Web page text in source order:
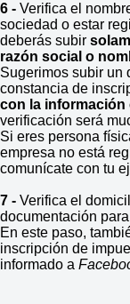
6 - Verifica el
sociedad o estar
deberás subir
razón social o
Sugerimos subir un
constancia de
con la información
verificación será
Si eres persona
empresa no está
comunícate con tu
7 - Verifica el
documentación
En este paso,
inscripción de
informado a